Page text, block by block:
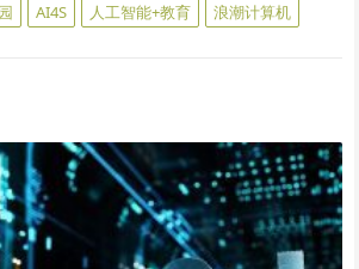
AI4S 人工智能+教育 浪潮计算机